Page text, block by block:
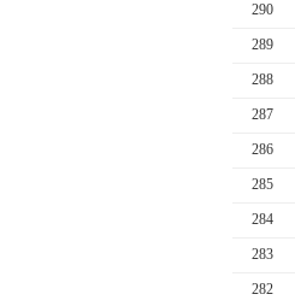
290
289
288
287
286
285
284
283
282